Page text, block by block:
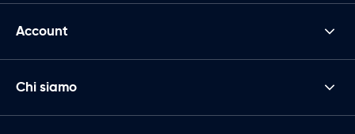
Account
Chi siamo